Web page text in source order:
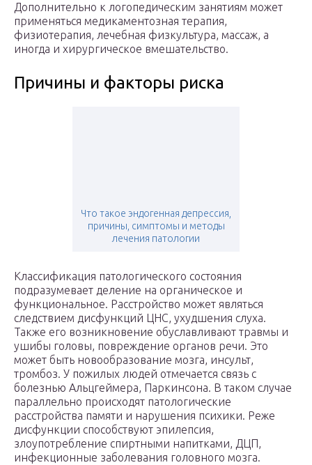
Дополнительно к логопедическим занятиям может
применяться медикаментозная терапия,
физиотерапия, лечебная физкультура, массаж, а
иногда и хирургическое вмешательство.
Причины и факторы риска
Что такое эндогенная депрессия,
причины, симптомы и методы
лечения патологии
Классификация патологического состояния
подразумевает деление на органическое и
функциональное. Расстройство может являться
следствием дисфункций ЦНС, ухудшения слуха.
Также его возникновение обуславливают травмы и
ушибы головы, повреждение органов речи. Это
может быть новообразование мозга, инсульт,
тромбоз. У пожилых людей отмечается связь с
болезнью Альцгеймера, Паркинсона. В таком случае
параллельно происходят патологические
расстройства памяти и нарушения психики. Реже
дисфункции способствуют эпилепсия,
злоупотребление спиртными напитками, ДЦП,
инфекционные заболевания головного мозга.